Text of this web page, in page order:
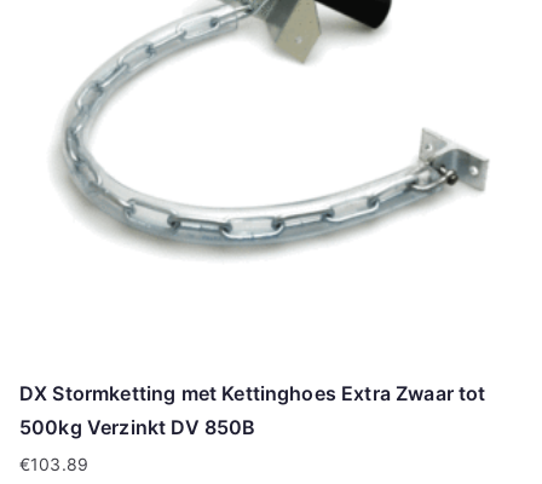
DX Stormketting met Kettinghoes Extra Zwaar tot
500kg Verzinkt DV 850B
€103.89